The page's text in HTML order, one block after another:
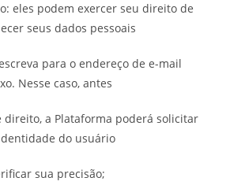
eles podem exercer seu direito de
seus dados pessoais
para o endereço de e-mail
Nesse caso, antes
direito, a Plataforma poderá solicitar
do usuário
sua precisão;